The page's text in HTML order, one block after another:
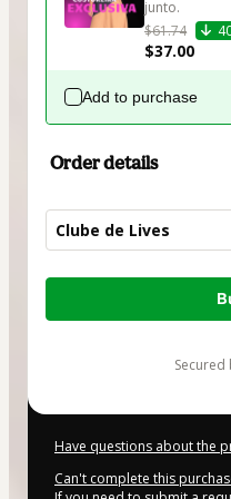
junto.
$61.74
$37.00
Add to purchase
Order details
Clube de Lives
Total
secured
Have questions about the
Can't complete this